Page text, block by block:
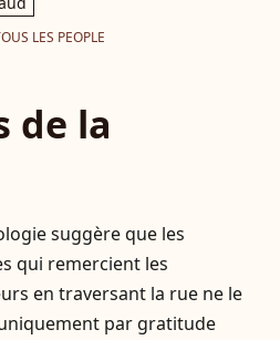
LES PEOPLE
de la
suggère que les
qui remercient les
en traversant la rue ne le
par gratitude